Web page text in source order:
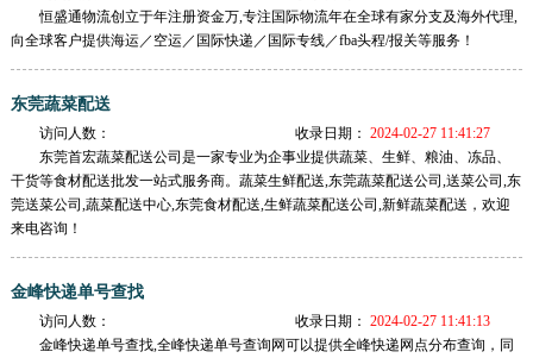
恒盛通物流创立于年注册资金万,专注国际物流年在全球有家分支及海外代理,
向全球客户提供海运／空运／国际快递／国际专线／fba头程/报关等服务！
东莞蔬菜配送
访问人数： 收录日期： 2024-02-27 11:41:27
东莞首宏蔬菜配送公司是一家专业为企事业提供蔬菜、生鲜、粮油、冻品、
干货等食材配送批发一站式服务商。蔬菜生鲜配送,东莞蔬菜配送公司,送菜公司,东
莞送菜公司,蔬菜配送中心,东莞食材配送,生鲜蔬菜配送公司,新鲜蔬菜配送，欢迎
来电咨询！
金峰快递单号查找
访问人数： 收录日期： 2024-02-27 11:41:13
金峰快递单号查找,全峰快递单号查询网可以提供全峰快递网点分布查询，同